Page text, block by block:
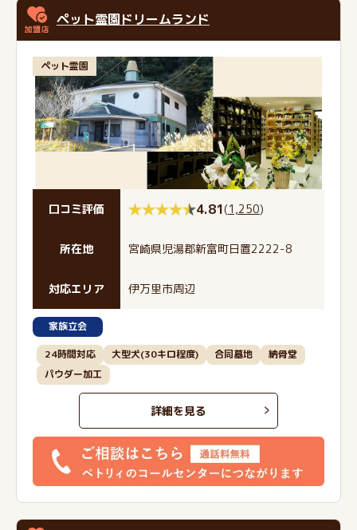
ペット霊園ドリームランド
ペット霊園
口コミ評価 4.81(1,250)
所在地 宮崎県児湯郡新富町日置2222-8
対応エリア 伊万里市周辺
家族立会
24時間対応 大型犬(30キロ程度) 合同墓地
納骨堂
パウダー加工
詳細を見る